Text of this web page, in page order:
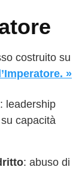
costruito su
»
: leadership
capacità
: abuso di